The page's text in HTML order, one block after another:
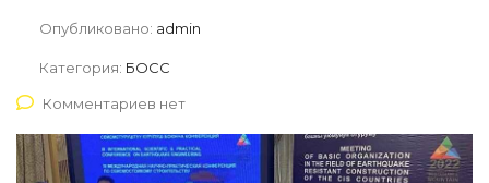
Опубликовано: admin
Категория: БОСС
Комментариев нет